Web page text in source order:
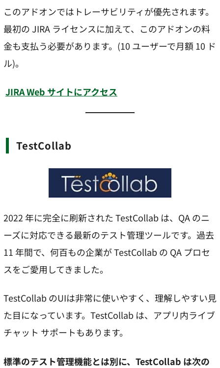
このアドオンではトレーサビリティが優先されます。
最初の JIRA ライセンスに加えて、このアドオンの料
金も支払う必要があります。(10 ユーザーで月額 10 ド
ル)。
JIRA Web サイトにアクセス
TestCollab
2022 年に完全に刷新された TestCollab は、QA のニ
ーズに対応できる最新のテスト管理ツールです。過去
11 年間で、何百もの企業が TestCollab の QA プロセ
スをご愛用してきました。
TestCollab のUIは非常に使いやすく、理解しやすい見
た目になっています。TestCollab は、アプリ内ライブ
チャット サポートもあります。
標準のテスト管理機能とは別に、TestCollab は次の